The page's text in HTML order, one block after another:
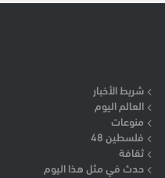
شريط الأخبار
العالم اليوم
منوعات
فلسطين 48
ثقافة
حدث في مثل هذا اليوم